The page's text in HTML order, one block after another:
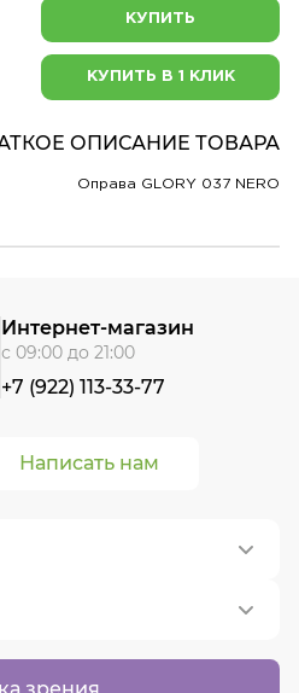
КУПИТЬ
КУПИТЬ В 1 КЛИК
ОПИСАНИЕ ТОВАРА
Оправа GLORY 037 NERO
зрения
Написать нам
Интернет-магазин
с 09:00 до 21:00
+7 (922) 113-33-77